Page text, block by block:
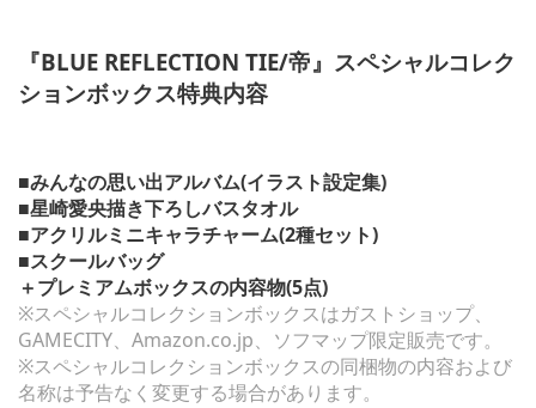
『BLUE REFLECTION TIE/帝』スペシャルコレク
ションボックス特典内容
■みんなの思い出アルバム(イラスト設定集)
■星崎愛央描き下ろしバスタオル
■アクリルミニキャラチャーム(2種セット)
■スクールバッグ
＋プレミアムボックスの内容物(5点)
※スペシャルコレクションボックスはガストショップ、
GAMECITY、Amazon.co.jp、ソフマップ限定販売です。
※スペシャルコレクションボックスの同梱物の内容および
名称は予告なく変更する場合があります。